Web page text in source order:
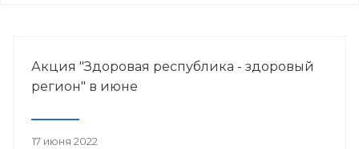
Акция "Здоровая республика - здоровый
регион" в июне
17 июня 2022